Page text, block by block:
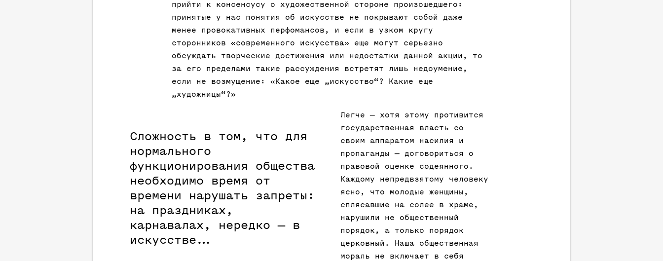
прийти к консенсусу о художественной стороне произошедшего:
принятые у нас понятия об искусстве не покрывают собой даже
менее провокативных перфомансов, и если в узком кругу
сторонников «современного искусства» еще могут серьезно
обсуждать творческие достижения или недостатки данной акции, то
за его пределами такие рассуждения встретят лишь недоумение,
если не возмущение: «Какое еще „искусство“? Какие еще
„художницы“?»
Сложность в том, что для
нормального
функционирования общества
необходимо время от
времени нарушать запреты:
на праздниках,
карнавалах, нередко — в
искусстве…
Легче — хотя этому противится
государственная власть со
своим аппаратом насилия и
пропаганды — договориться о
правовой оценке содеянного.
Каждому непредвзятому человеку
ясно, что молодые женщины,
сплясавшие на солее в храме,
нарушили не общественный
порядок, а только порядок
церковный. Наша общественная
мораль не включает в себя